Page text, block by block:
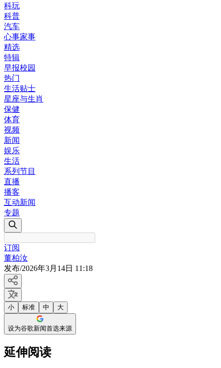
科玩
科普
汽车
心事家事
精选
特辑
早报校园
热门
生活贴士
星座与生肖
保健
体育
视频
新闻
娱乐
生活
系列节目
直播
播客
互动新闻
专题
订阅
董柏汝
发布/2026年3月14日 11:18
小 标准 中 大
设为谷歌新闻首选来源
延伸阅读